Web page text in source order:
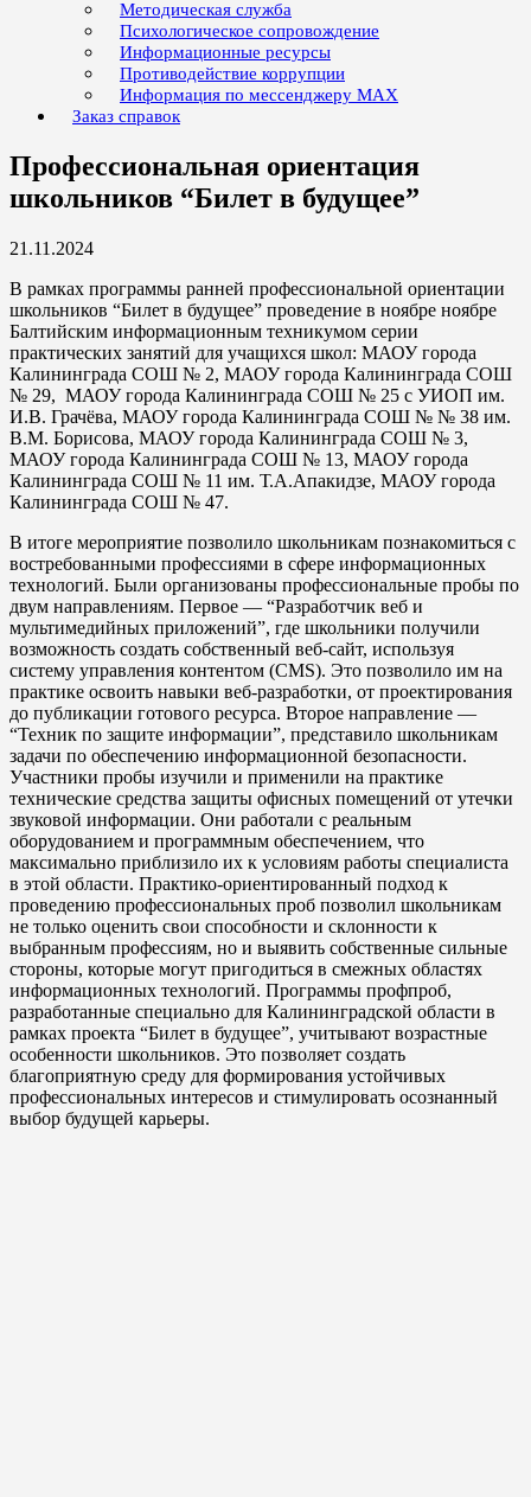
Методическая служба
Психологическое сопровождение
Информационные ресурсы
Противодействие коррупции
Информация по мессенджеру MAX
Заказ справок
Профессиональная ориентация
школьников “Билет в будущее”
21.11.2024
В рамках программы ранней профессиональной ориентации
школьников “Билет в будущее” проведение в ноябре ноябре
Балтийским информационным техникумом серии
практических занятий для учащихся школ: МАОУ города
Калининграда СОШ № 2, МАОУ города Калининграда СОШ
№ 29, МАОУ города Калининграда СОШ № 25 с УИОП им.
И.В. Грачёва, МАОУ города Калининграда СОШ № № 38 им.
В.М. Борисова, МАОУ города Калининграда СОШ № 3,
МАОУ города Калининграда СОШ № 13, МАОУ города
Калининграда СОШ № 11 им. Т.А.Апакидзе, МАОУ города
Калининграда СОШ № 47.
В итоге мероприятие позволило школьникам познакомиться с
востребованными профессиями в сфере информационных
технологий. Были организованы профессиональные пробы по
двум направлениям. Первое — “Разработчик веб и
мультимедийных приложений”, где школьники получили
возможность создать собственный веб-сайт, используя
систему управления контентом (CMS). Это позволило им на
практике освоить навыки веб-разработки, от проектирования
до публикации готового ресурса. Второе направление —
“Техник по защите информации”, представило школьникам
задачи по обеспечению информационной безопасности.
Участники пробы изучили и применили на практике
технические средства защиты офисных помещений от утечки
звуковой информации. Они работали с реальным
оборудованием и программным обеспечением, что
максимально приблизило их к условиям работы специалиста
в этой области. Практико-ориентированный подход к
проведению профессиональных проб позволил школьникам
не только оценить свои способности и склонности к
выбранным профессиям, но и выявить собственные сильные
стороны, которые могут пригодиться в смежных областях
информационных технологий. Программы профпроб,
разработанные специально для Калининградской области в
рамках проекта “Билет в будущее”, учитывают возрастные
особенности школьников. Это позволяет создать
благоприятную среду для формирования устойчивых
профессиональных интересов и стимулировать осознанный
выбор будущей карьеры.